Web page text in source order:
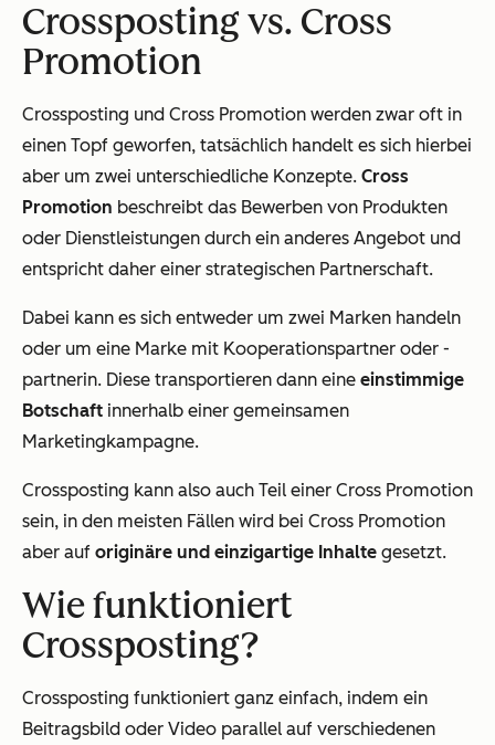
Crossposting vs. Cross
Promotion
Crossposting und Cross Promotion werden zwar oft in
einen Topf geworfen, tatsächlich handelt es sich hierbei
aber um zwei unterschiedliche Konzepte. Cross
Promotion beschreibt das Bewerben von Produkten
oder Dienstleistungen durch ein anderes Angebot und
entspricht daher einer strategischen Partnerschaft.
Dabei kann es sich entweder um zwei Marken handeln
oder um eine Marke mit Kooperationspartner oder -
partnerin. Diese transportieren dann eine einstimmige
Botschaft innerhalb einer gemeinsamen
Marketingkampagne.
Crossposting kann also auch Teil einer Cross Promotion
sein, in den meisten Fällen wird bei Cross Promotion
aber auf originäre und einzigartige Inhalte gesetzt.
Wie funktioniert
Crossposting?
Crossposting funktioniert ganz einfach, indem ein
Beitragsbild oder Video parallel auf verschiedenen